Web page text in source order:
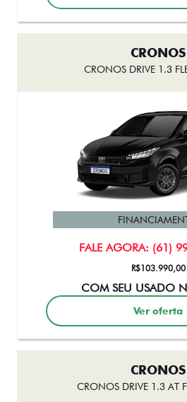
CRONOS
CRONOS DRIVE 1.3
FALE AGORA: (61)
R$103.990,00
COM SEU USADO
Ver oferta
CRONOS
CRONOS DRIVE 1.3 AT